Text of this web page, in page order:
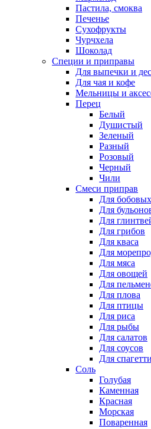
Пастила, смоква
Печенье
Сухофрукты
Чурчхела
Шоколад
Специи и приправы
Для выпечки и
Для чая и кофе
Мельницы и
Перец
Белый
Душистый
Зеленый
Разный
Розовый
Черный
Чили
Смеси приправ
Для бобовых
Для
Для
Для грибов
Для кваса
Для
Для мяса
Для овощей
Для
Для плова
Для птицы
Для риса
Для рыбы
Для салатов
Для соусов
Для
Соль
Голубая
Каменная
Красная
Морская
Поваренная